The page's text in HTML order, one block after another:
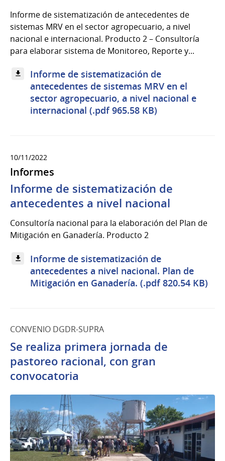
Informe de sistematización de antecedentes de
sistemas MRV en el sector agropecuario, a nivel
nacional e internacional. Producto 2 – Consultoría
para elaborar sistema de Monitoreo, Reporte y...
Informe de sistematización de
antecedentes de sistemas MRV en el
sector agropecuario, a nivel nacional e
internacional (.pdf 965.58 KB)
10/11/2022
Informes
Informe de sistematización de
antecedentes a nivel nacional
Consultoría nacional para la elaboración del Plan de
Mitigación en Ganadería. Producto 2
Informe de sistematización de
antecedentes a nivel nacional. Plan de
Mitigación en Ganadería. (.pdf 820.54 KB)
CONVENIO DGDR-SUPRA
Se realiza primera jornada de
pastoreo racional, con gran
convocatoria